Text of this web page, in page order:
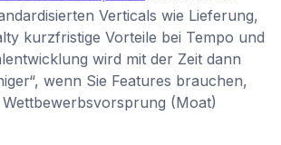
Verticals wie Lieferung,
kurzfristige Vorteile bei Tempo und
wird mit der Zeit dann
wenn Sie Features brauchen,
(Moat)